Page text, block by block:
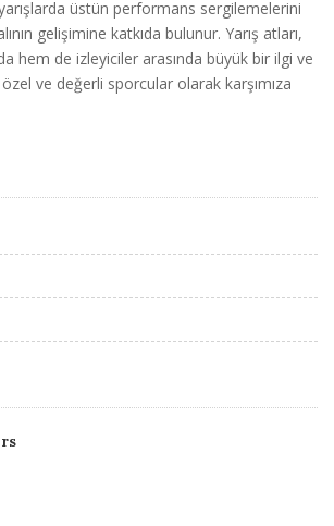
üstün performans sergilemelerini
gelişimine katkıda bulunur. Yarış atları,
hem de izleyiciler arasında büyük bir ilgi ve
ve değerli sporcular olarak karşımıza